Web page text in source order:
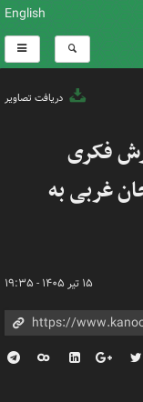
English
دریافت تصاویر
فکری
غربی به
۱۵ تیر ۱۴۰۵ - ۱۹:۳۵